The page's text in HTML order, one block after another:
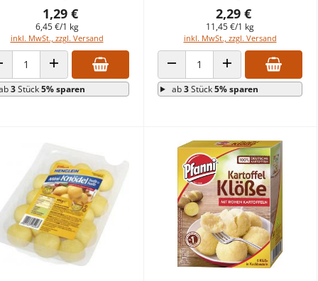
1,29 €
6,45 €/1 kg
inkl. MwSt., zzgl. Versand
VERRINGERN
ANZAHL ERHÖHEN
3Stück5% sparen
2,29 €
11,45 €/1 kg
inkl. MwSt., zzgl. Versand
ANZAHL VERRINGERNANZAHL ERHÖHEN
ab3Stück5% sparen